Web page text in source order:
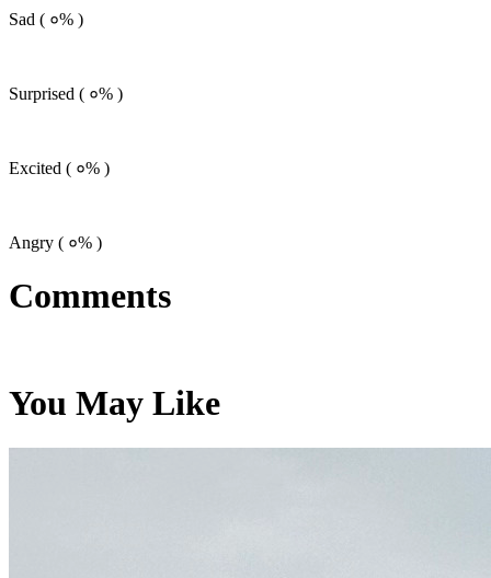
Sad ( ०% )
Surprised ( ०% )
Excited ( ०% )
Angry ( ०% )
Comments
You May Like